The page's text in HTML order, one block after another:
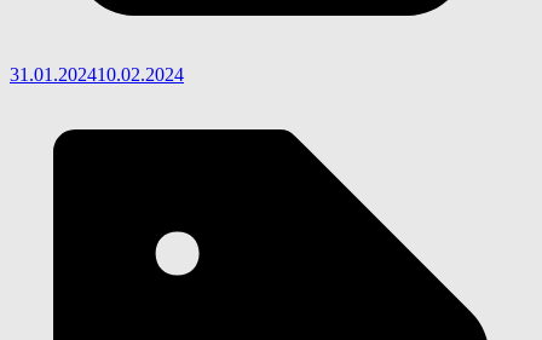
31.01.202410.02.2024